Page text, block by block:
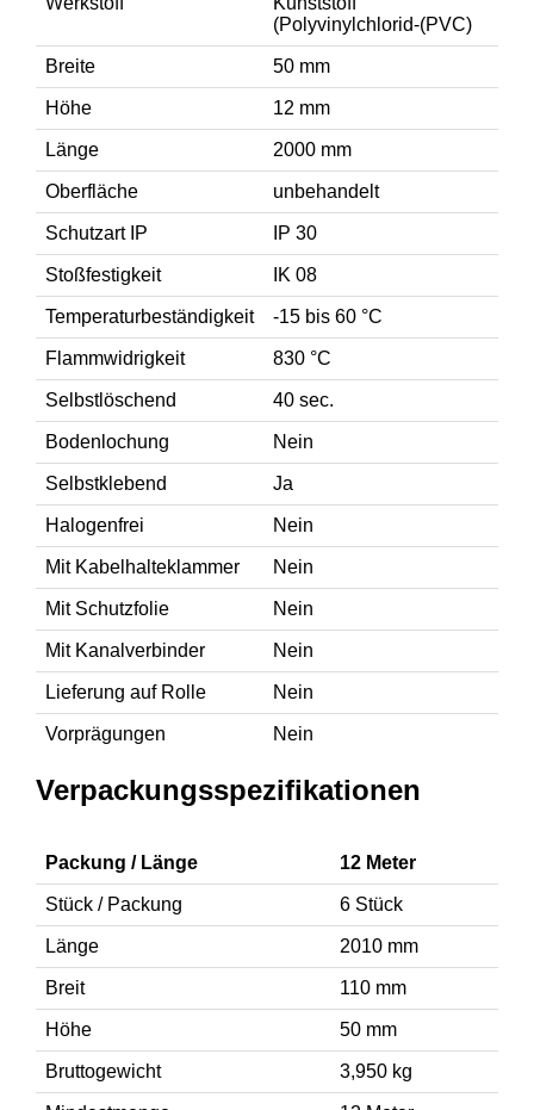
(Polyvinylchlorid-(PVC)
Breite 50 mm
Höhe 12 mm
Länge 2000 mm
Oberfläche unbehandelt
Schutzart IP IP 30
Stoßfestigkeit IK 08
Temperaturbeständigkeit -15 bis 60 °C
Flammwidrigkeit 830 °C
Selbstlöschend 40 sec.
Bodenlochung Nein
Selbstklebend Ja
Halogenfrei Nein
Mit Kabelhalteklammer Nein
Mit Schutzfolie Nein
Mit Kanalverbinder Nein
Lieferung auf Rolle Nein
Vorprägungen Nein
Verpackungsspezifikationen
Packung / Länge 12 Meter
Stück / Packung 6 Stück
Länge 2010 mm
Breit 110 mm
Höhe 50 mm
Bruttogewicht 3,950 kg